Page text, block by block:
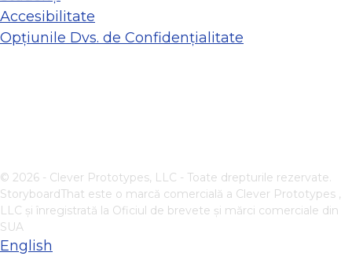
Accesibilitate
Opțiunile Dvs. de Confidențialitate
© 2026 - Clever Prototypes, LLC - Toate drepturile rezervate.
StoryboardThat este o marcă comercială a Clever Prototypes ,
LLC și înregistrată la Oficiul de brevete și mărci comerciale din
SUA
English